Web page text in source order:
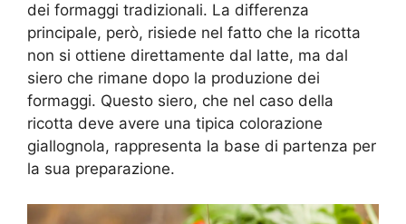
dei formaggi tradizionali. La differenza
principale, però, risiede nel fatto che la ricotta
non si ottiene direttamente dal latte, ma dal
siero che rimane dopo la produzione dei
formaggi. Questo siero, che nel caso della
ricotta deve avere una tipica colorazione
giallognola, rappresenta la base di partenza per
la sua preparazione.